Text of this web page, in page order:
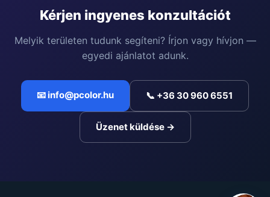
Kérjen ingyenes konzultációt
Melyik területen tudunk segíteni? Írjon vagy hívjon —
egyedi ajánlatot adunk.
📧 info@pcolor.hu 📞 +36 30 960 6551
Üzenet küldése →